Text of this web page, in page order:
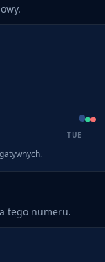
TUE
tego numeru.